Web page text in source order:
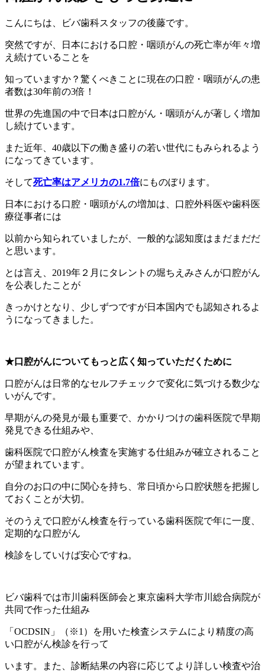
こんにちは、ビバ歯科スタッフの後藤です。
突然ですが、日本における口腔・咽頭がんの死亡率が年々増
え続けていることを
知っていますか？驚くべきことに現在の口腔・咽頭がんの患
者数は30年前の3倍！
世界の先進国の中で日本は口腔がん・咽頭がんが著しく増加
し続けています。
また近年、40歳以下の働き盛りの若い世代にもみられるよう
になってきています。
そして死亡率はアメリカの1.7倍にものぼります。
日本における口腔・咽頭がんの増加は、口腔外科医や歯科医
療従事者には
以前から知られていましたが、一般的な認知度はまだまだだ
と思います。
とは言え、2019年２月にタレントの堀ちえみさんが口腔がん
を公表したことが
きっかけとなり、 少しずつですが日本国内でも認知されるよ
うになってきました。
★口腔がんについて もっと広く知っていただくために
口腔がんは日常的なセルフチェックで変化に気づける数少な
いがんです。
早期がんの発見が最も重要で、かかりつけの歯科医院で早期
発見できる仕組みや、
歯科医院で口腔がん検査を実施する仕組みが確立されること
が望まれています。
自分のお口の中に関心を持ち、常日頃から口腔状態を把握し
ておくことが大切。
そのうえで口腔がん検査を行っている歯科医院で年に一度、
定期的な口腔がん
検診をしていけば安心ですね。
ビバ歯科では市川歯科医師会と東京歯科大学市川総合病院が
共同で作った仕組み
「OCDSIN」（※1）を用いた検査システムにより精度の高
い口腔がん検診を行って
います。また、診断結果の内容に応じてより詳しい検査や治